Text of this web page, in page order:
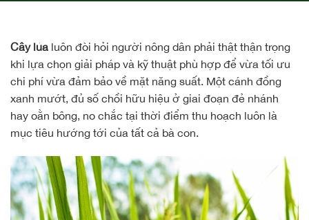
Cây lúa luôn đòi hỏi người nông dân phải thật thận trọng
khi lựa chọn giải pháp và kỹ thuật phù hợp để vừa tối ưu
chi phí vừa đảm bảo về mặt năng suất. Một cánh đồng
xanh mướt, đủ số chồi hữu hiệu ở giai đoạn đẻ nhánh
hay oằn bông, no chắc tại thời điểm thu hoạch luôn là
mục tiêu hướng tới của tất cả bà con.